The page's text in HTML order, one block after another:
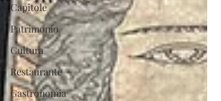
Capitole
Patrimonio
Cultura
Restaurante
Gastronomia